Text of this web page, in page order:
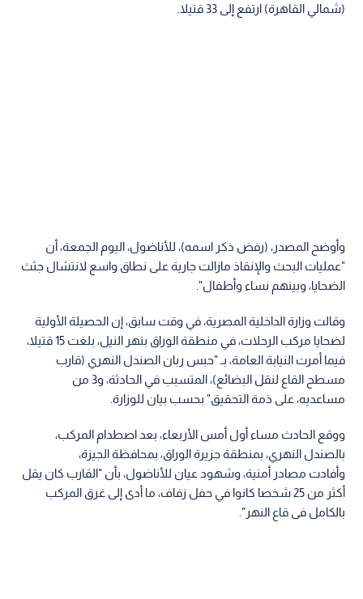
(شمالي القاهرة) ارتفع إلى 33 قتيلا.
وأوضح المصدر، (رفض ذكر اسمه)، للأناضول، اليوم الجمعة، أن
"عمليات البحث والإنقاذ مازالت جارية على نطاق واسع لانتشال جثث
الضحايا، وبينهم نساء وأطفال".
وقالت وزارة الداخلية المصرية، في وقت سابق، إن الحصيلة الأولية
لضحايا مركب الرحلات، في منطقة الوراق بنهر النيل، بلغت 15 قتيلا،
فيما أمرت النيابة العامة، بـ "حبس ربان الصندل النهري (قارب
مسطح القاع لنقل البضائع)، المتسبب في الحادثة، و3 من
مساعديه، على ذمة التحقيق" بحسب بيان للوزارة.
ووقع الحادث مساء أول أمس الأربعاء، بعد اصطدام المركب،
بالصندل النهري، بمنطقة جزيرة الوراق، بمحافظة الجيزة،
وأفادت مصادر أمنية، وشهود عيان للأناضول، بأن "القارب كان يقل
أكثر من 25 شخصا كانوا في حفل زفاف، ما أدى إلى غرق المركب
بالكامل فى قاع النهر".